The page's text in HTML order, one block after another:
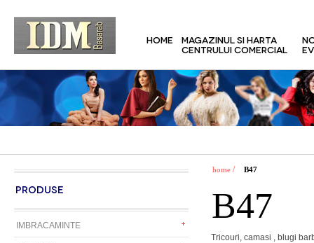
HOME
MAGAZINUL SI HARTA
CENTRULUI COMERCIAL
PRODUSE
IMBRACAMINTE
home / B47
B47
Tricouri, camasi , blugi